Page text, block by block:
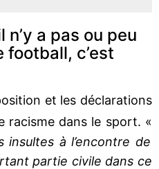
n’y a pas ou peu
football, c’est
et les déclarations
racisme dans le sport. «
insultes à l’encontre de
partie civile dans ce